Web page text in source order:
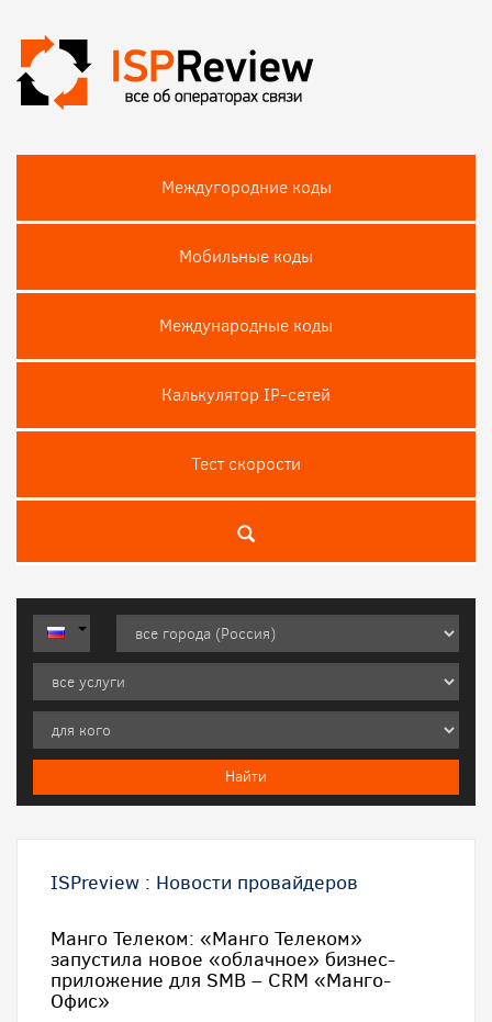
Междугородние коды
Мобильные коды
Международные коды
Калькулятор IP-сетей
Тест скороcти
ISPreview : Новости провайдеров
Манго Телеком: «Манго Телеком»
запустила новое «облачное» бизнес-
приложение для SMB – CRM «Манго-
Офис»